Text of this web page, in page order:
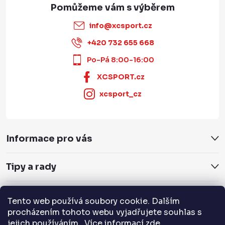
Tento web používá soubory cookie. Dalším
procházením tohoto webu vyjadřujete souhlas s
info@xcsport.cz
+420 732 655 668
Po-Pá 8:00-16:00
XCSPORT.cz
xcsport_cz
Informace pro vás
Tipy a rady
Servis a služby
Přijímáme online platby